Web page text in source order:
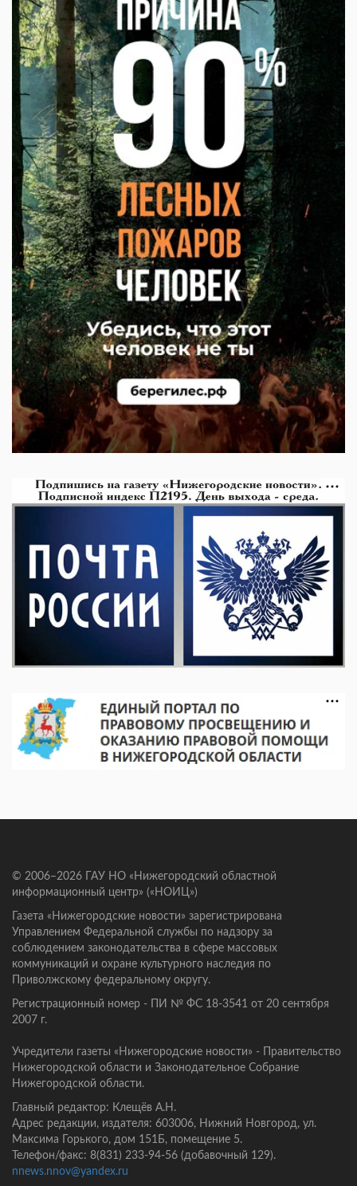
© 2006–2026 ГАУ НО «Нижегородский областной
информационный центр» («НОИЦ»)
Газета «Нижегородские новости» зарегистрирована
Управлением Федеральной службы по надзору за
соблюдением законодательства в сфере массовых
коммуникаций и охране культурного наследия по
Приволжскому федеральному округу.
Регистрационный номер - ПИ № ФС 18-3541 от 20 сентября
2007 г.
Учредители газеты «Нижегородские новости» - Правительство
Нижегородской области и Законодательное Собрание
Нижегородской области.
Главный редактор: Клещёв А.Н.
Адрес редакции, издателя: 603006, Нижний Новгород, ул.
Максима Горького, дом 151Б, помещение 5.
Телефон/факс: 8(831) 233-94-56 (добавочный 129).
nnews.nnov@yandex.ru